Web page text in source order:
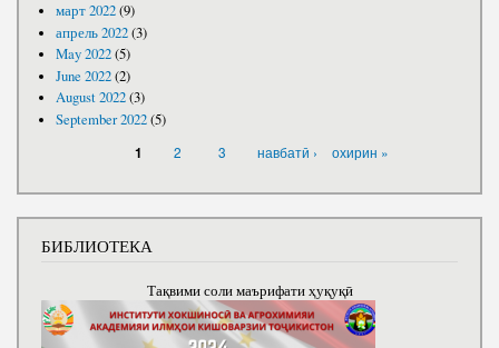
март 2022(9)
апрель 2022(3)
May 2022(5)
June 2022(2)
August 2022(3)
September 2022(5)
1 2 3 навбатӣ › охирин »
БИБЛИОТЕКА
Тақвими соли маърифати ҳуқуқӣ